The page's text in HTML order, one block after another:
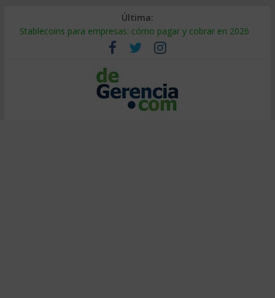
Última:
Stablecoins para empresas: cómo pagar y cobrar en 2026
Despido silencioso: qué es y por qué sale tan caro
IA en selección de personal: cómo auditarla a tiempo
Trabajo forzoso en la cadena de suministro: qué hacer
Mercado hispano de EE. UU.: cómo segmentarlo y venderle